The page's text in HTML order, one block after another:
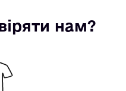
нам?